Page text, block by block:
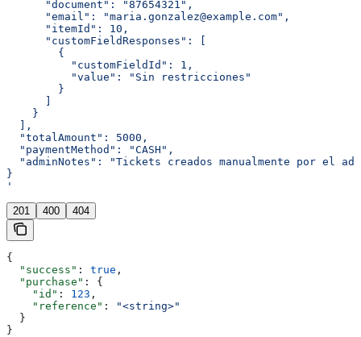
      "document": "87654321",
      "email": "maria.gonzalez@example.com",
      "itemId": 10,
      "customFieldResponses": [
        {
          "customFieldId": 1,
          "value": "Sin restricciones"
        }
      ]
    }
  ],
  "totalAmount": 5000,
  "paymentMethod": "CASH",
"adminNotes": "Tickets creados manualmente por el
}
'
201 400 404
{
  "success"
: true ,
  "purchase"
: {
    "id"
: 123 ,
    "reference"
:
"<string>"
  }
}